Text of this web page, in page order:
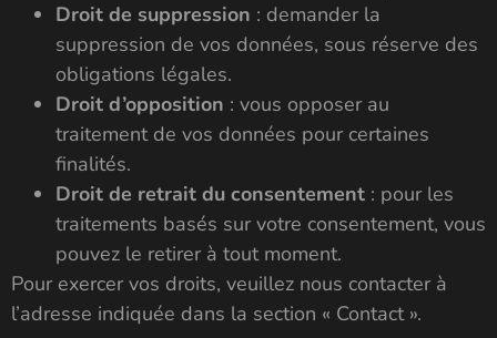
Droit de suppression : demander la
suppression de vos données, sous réserve des
obligations légales.
Droit d’opposition : vous opposer au
traitement de vos données pour certaines
finalités.
Droit de retrait du consentement : pour les
traitements basés sur votre consentement, vous
pouvez le retirer à tout moment.
Pour exercer vos droits, veuillez nous contacter à
l’adresse indiquée dans la section « Contact ».